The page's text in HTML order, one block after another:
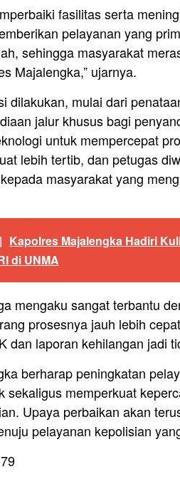
fasilitas serta
pelayanan yang
sehingga masyarakat
Majalengka,” ujarnya.
dilakukan, mulai dari
jalur khusus bagi
untuk mempercepat
lebih tertib, dan petugas
masyarakat yang
Kapolres Majalengka Hadiri
di UNMA
mengaku sangat terbantu
prosesnya jauh lebih
dan laporan kehilangan jadi
berharap peningkatan
sekaligus memperkuat
Upaya perbaikan akan
pelayanan kepolisian
79